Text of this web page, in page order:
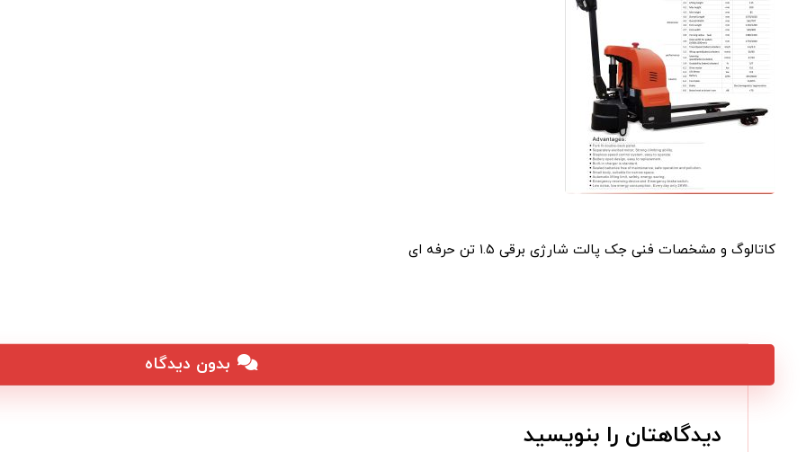
کاتالوگ و مشخصات فنی جک پالت شارژی برقی ۱.۵ تن حرفه ای
بدون دیدگاه
دیدگاهتان را بنویسید